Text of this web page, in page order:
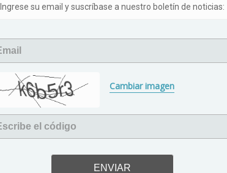
Ingrese su email y suscríbase a nuestro boletín de noticias:
Cambiar imagen
el código